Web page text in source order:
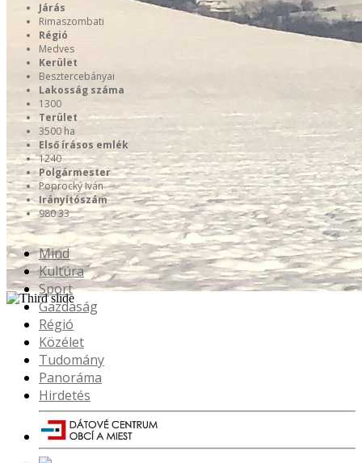
Járás
Rimaszombati
Régió
Medves
Kerület
Besztercebányai
Lakosság száma
1300
Terület
3500 ha
Első írásos emlék
1240
Polgármester
Poprocký Iván
Irányítószám
980 33
Mind
Kultúra
Sport
Gazdaság
Régió
Közélet
Tudomány
Panoráma
Hirdetés